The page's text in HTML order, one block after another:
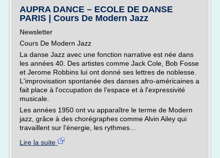
AUPRA DANCE – ECOLE DE DANSE
PARIS | Cours De Modern Jazz
Newsletter
Cours De Modern Jazz
La danse Jazz avec une fonction narrative est née dans
les années 40. Des artistes comme Jack Cole, Bob Fosse
et Jerome Robbins lui ont donné ses lettres de noblesse.
L'improvisation spontanée des danses afro-américaines a
fait place à l'occupation de l'espace et à l'expressivité
musicale.
Les années 1950 ont vu apparaître le terme de Modern
jazz, grâce à des chorégraphes comme Alvin Ailey qui
travaillent sur l'énergie, les rythmes...
Lire la suite